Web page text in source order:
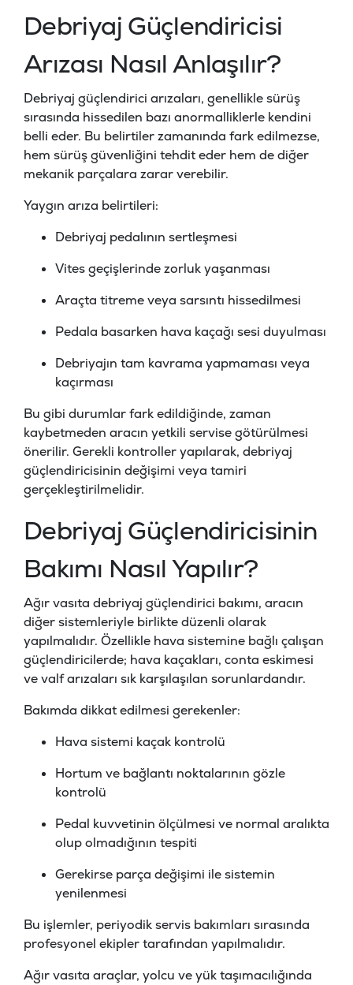
Debriyaj Güçlendiricisi
Arızası Nasıl Anlaşılır?
Debriyaj güçlendirici arızaları, genellikle sürüş
sırasında hissedilen bazı anormalliklerle kendini
belli eder. Bu belirtiler zamanında fark edilmezse,
hem sürüş güvenliğini tehdit eder hem de diğer
mekanik parçalara zarar verebilir.
Yaygın arıza belirtileri:
Debriyaj pedalının sertleşmesi
Vites geçişlerinde zorluk yaşanması
Araçta titreme veya sarsıntı hissedilmesi
Pedala basarken hava kaçağı sesi duyulması
Debriyajın tam kavrama yapmaması veya
kaçırması
Bu gibi durumlar fark edildiğinde, zaman
kaybetmeden aracın yetkili servise götürülmesi
önerilir. Gerekli kontroller yapılarak, debriyaj
güçlendiricisinin değişimi veya tamiri
gerçekleştirilmelidir.
Debriyaj Güçlendiricisinin
Bakımı Nasıl Yapılır?
Ağır vasıta debriyaj güçlendirici bakımı, aracın
diğer sistemleriyle birlikte düzenli olarak
yapılmalıdır. Özellikle hava sistemine bağlı çalışan
güçlendiricilerde; hava kaçakları, conta eskimesi
ve valf arızaları sık karşılaşılan sorunlardandır.
Bakımda dikkat edilmesi gerekenler:
Hava sistemi kaçak kontrolü
Hortum ve bağlantı noktalarının gözle
kontrolü
Pedal kuvvetinin ölçülmesi ve normal aralıkta
olup olmadığının tespiti
Gerekirse parça değişimi ile sistemin
yenilenmesi
Bu işlemler, periyodik servis bakımları sırasında
profesyonel ekipler tarafından yapılmalıdır.
Ağır vasıta araçlar, yolcu ve yük taşımacılığında